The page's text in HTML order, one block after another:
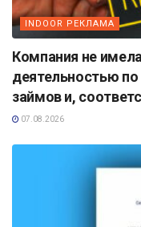
INDOOR РЕКЛАМА
Компания не
деятельностью
займов и,
07.08.2026